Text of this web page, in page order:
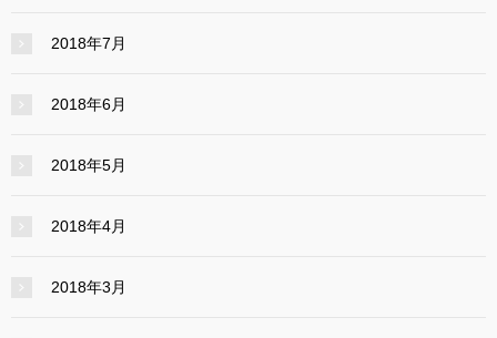
2018年7月
2018年6月
2018年5月
2018年4月
2018年3月